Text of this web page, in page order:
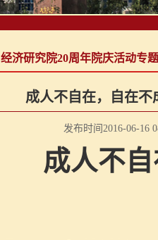
经济研究院20周年院庆活动专
成人不自在，自在
发布时间2016-06-
成人不